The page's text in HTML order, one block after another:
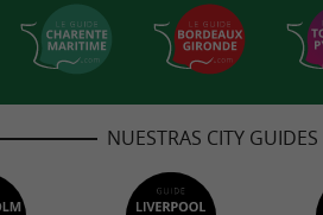
NUESTRAS CITY